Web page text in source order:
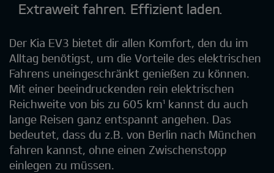
Extraweit fahren. Effizient laden.
Der Kia EV3 bietet dir allen Komfort, den du im
Alltag benötigst, um die Vorteile des elektrischen
Fahrens uneingeschränkt genießen zu können.
Mit einer beeindruckenden rein elektrischen
Reichweite von bis zu 605 km¹ kannst du auch
lange Reisen ganz entspannt angehen. Das
bedeutet, dass du z.B. von Berlin nach München
fahren kannst, ohne einen Zwischenstopp
einlegen zu müssen.